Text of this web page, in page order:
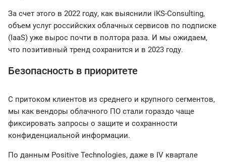
За счет этого в 2022 году, как выяснили iKS-Consulting,
объем услуг российских облачных сервисов по подписке
(IaaS) уже вырос почти в полтора раза. И мы ожидаем,
что позитивный тренд сохранится и в 2023 году.
Безопасность в приоритете
С притоком клиентов из среднего и крупного сегментов,
мы как вендоры облачного ПО стали гораздо чаще
фиксировать запросы о защите и сохранности
конфиденциальной информации.
По данным Positive Technologies, даже в IV квартале